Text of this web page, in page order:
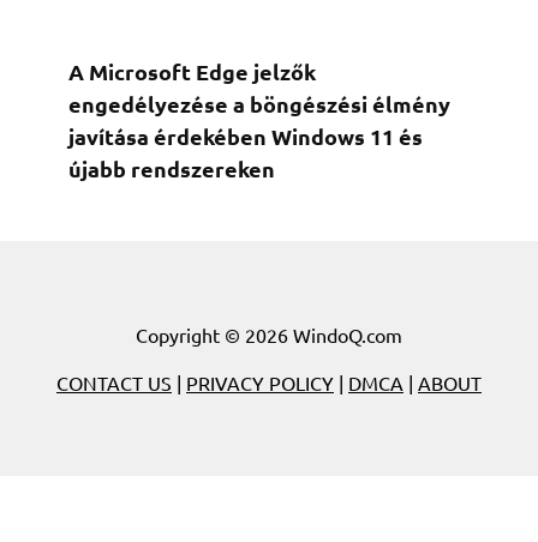
A Microsoft Edge jelzők
engedélyezése a böngészési élmény
javítása érdekében Windows 11 és
újabb rendszereken
Copyright © 2026 WindoQ.com
CONTACT US | PRIVACY POLICY | DMCA | ABOUT